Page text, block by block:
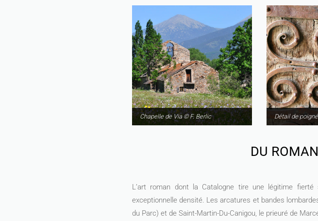
Chapelle de Via © F. Berlic Détail de
DU
L’art roman dont la Catalogne tire une légitime
exceptionnelle densité. Les arcatures et bandes
du Parc) et de Saint-Martin-Du-Canigou, le prieuré de